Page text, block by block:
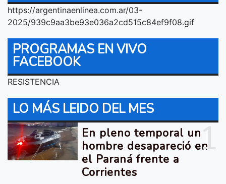
https://argentinaenlinea.com.ar/03-
2025/939c9aa3be93e036a2cd515c84ef9f08.gif
PROGRAMAS EN VIVO
FACEBOOK
RESISTENCIA
LO MÁS LEIDO DEL MES
1
En pleno temporal un
hombre desapareció en
el Paraná frente a
Corrientes